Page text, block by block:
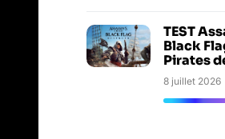
TEST
Black
Pirates
8 juillet 2026